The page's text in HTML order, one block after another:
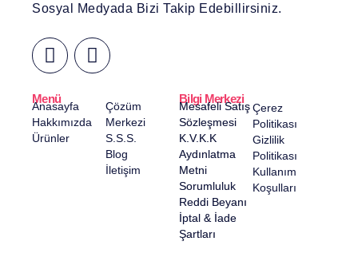
Sosyal Medyada Bizi Takip Edebillirsiniz.
Menü
Anasayfa
Hakkımızda
Ürünler
Çözüm
Merkezi
S.S.S.
Blog
İletişim
Bilgi Merkezi
Mesafeli Satış
Sözleşmesi
K.V.K.K
Aydınlatma
Metni
Sorumluluk
Reddi Beyanı
İptal & İade
Şartları
Çerez
Politikası
Gizlilik
Politikası
Kullanım
Koşulları